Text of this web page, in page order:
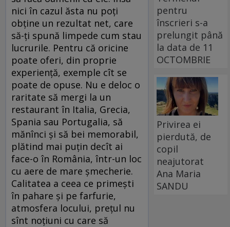
nici în cazul ăsta nu poți
obține un rezultat net, care
să-ți spună limpede cum stau
lucrurile. Pentru că oricine
poate oferi, din proprie
experiență, exemple cît se
poate de opuse. Nu e deloc o
raritate să mergi la un
restaurant în Italia, Grecia,
Spania sau Portugalia, să
mănînci și să bei memorabil,
plătind mai puțin decît ai
face-o în România, într-un loc
cu aere de mare șmecherie.
Calitatea a ceea ce primești
în pahare și pe farfurie,
atmosfera locului, prețul nu
sînt noțiuni cu care să
pentru
înscrieri s-a
prelungit până
la data de 11
OCTOMBRIE
Privirea ei
pierdută, de
copil
neajutorat
Ana Maria
SANDU